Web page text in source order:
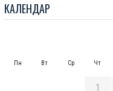
КАЛЕНДАР
Пн Вт Ср Чт
1